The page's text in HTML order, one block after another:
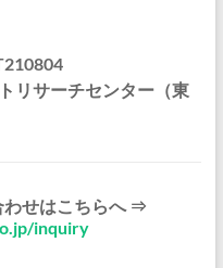
リサーチセンター（東
せはこちらへ ⇒
inquiry